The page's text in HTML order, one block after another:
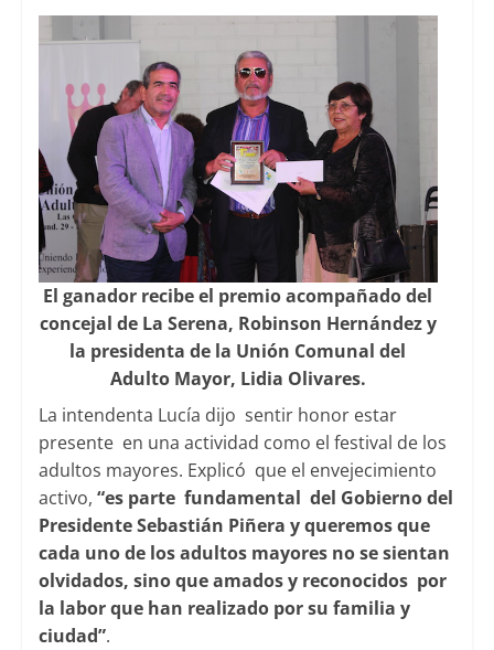
El ganador recibe el premio acompañado del
concejal de La Serena, Robinson Hernández y
la presidenta de la Unión Comunal del
Adulto Mayor, Lidia Olivares.
La intendenta Lucía dijo sentir honor estar
presente en una actividad como el festival de los
adultos mayores. Explicó que el envejecimiento
activo, “es parte fundamental del Gobierno del
Presidente Sebastián Piñera y queremos que
cada uno de los adultos mayores no se sientan
olvidados, sino que amados y reconocidos por
la labor que han realizado por su familia y
ciudad”.